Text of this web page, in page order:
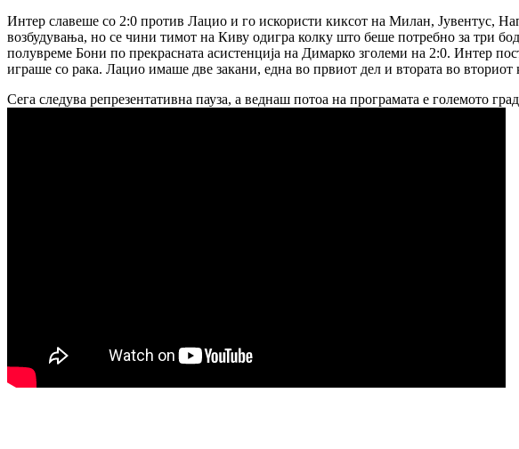
Интер славеше со 2:0 против Лацио и го искористи киксот на Милан, Јувентус,
возбудувања, но се чини тимот на Киву одигра колку што беше потребно за три
полувреме Бони по прекрасната асистенција на Димарко зголеми на 2:0. Интер
играше со рака. Лацио имаше две закани, една во првиот дел и втората во
Сега следува репрезентативна пауза, а веднаш потоа на програмата е големото